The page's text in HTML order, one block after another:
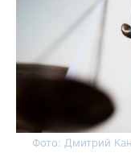
Фото: Дмитрий